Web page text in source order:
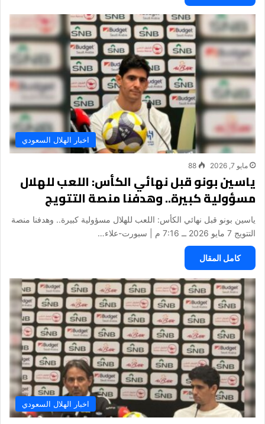
اخبار الهلال السعودي
مايو 7, 2026 88
ياسين بونو قبل نهائي الكأس: اللعب للهلال
مسؤولية كبيرة.. وهدفنا منصة التتويج
ياسين بونو قبل نهائي الكأس: اللعب للهلال مسؤولية كبيرة.. وهدفنا منصة
التتويج 7 مايو 2026 ــ 7:16 م | سبورت-علاء…
كامل المقال
اخبار الهلال السعودي